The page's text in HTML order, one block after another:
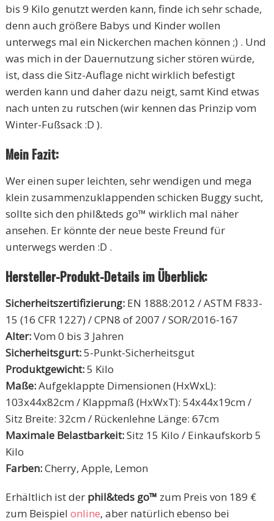
bis 9 Kilo genutzt werden kann, finde ich sehr schade,
denn auch größere Babys und Kinder wollen
unterwegs mal ein Nickerchen machen können ;) . Und
was mich in der Dauernutzung sicher stören würde,
ist, dass die Sitz-Auflage nicht wirklich befestigt
werden kann und daher dazu neigt, samt Kind etwas
nach unten zu rutschen (wir kennen das Prinzip vom
Winter-Fußsack :D ).
Mein Fazit:
Wer einen super leichten, sehr wendigen und mega
klein zusammenzuklappenden schicken Buggy sucht,
sollte sich den phil&teds go™ wirklich mal näher
ansehen. Er könnte der neue beste Freund für
unterwegs werden :D .
Hersteller-Produkt-Details im Überblick:
Sicherheitszertifizierung: EN 1888:2012 / ASTM F833-
15 (16 CFR 1227) / CPN8 of 2007 / SOR/2016-167
Alter:Vom 0 bis 3 Jahren
Sicherheitsgurt:5-Punkt-Sicherheitsgut
Produktgewicht:5 Kilo
Maße:Aufgeklappte Dimensionen (HxWxL):
103x44x82cm / Klappmaß (HxWxT): 54x44x19cm /
Sitz Breite: 32cm / Rückenlehne Länge: 67cm
Maximale Belastbarkeit:Sitz 15 Kilo / Einkaufskorb 5
Kilo
Farben:Cherry, Apple, Lemon
Erhältlich ist der phil&teds go™ zum Preis von 189 €
zum Beispiel online, aber natürlich ebenso bei